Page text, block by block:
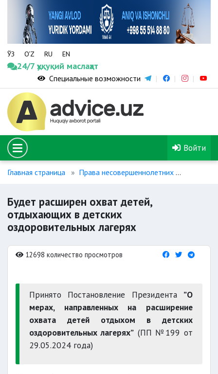
ЎЗ O‘Z RU EN
24/7 ҳуқуқий маслаҳат
Специальные возможности
Войти
Главная страница Права несовершеннолетних
Будет расширен охват детей,
отдыхающих в детских
оздоровительных лагерях
12698 количество просмотров
Принято Постановление Президента ”О
мерах, направленных на расширение
охвата детей отдыхом в детских
оздоровительных лагерях”(ПП №199 от
29.05.2024 года)